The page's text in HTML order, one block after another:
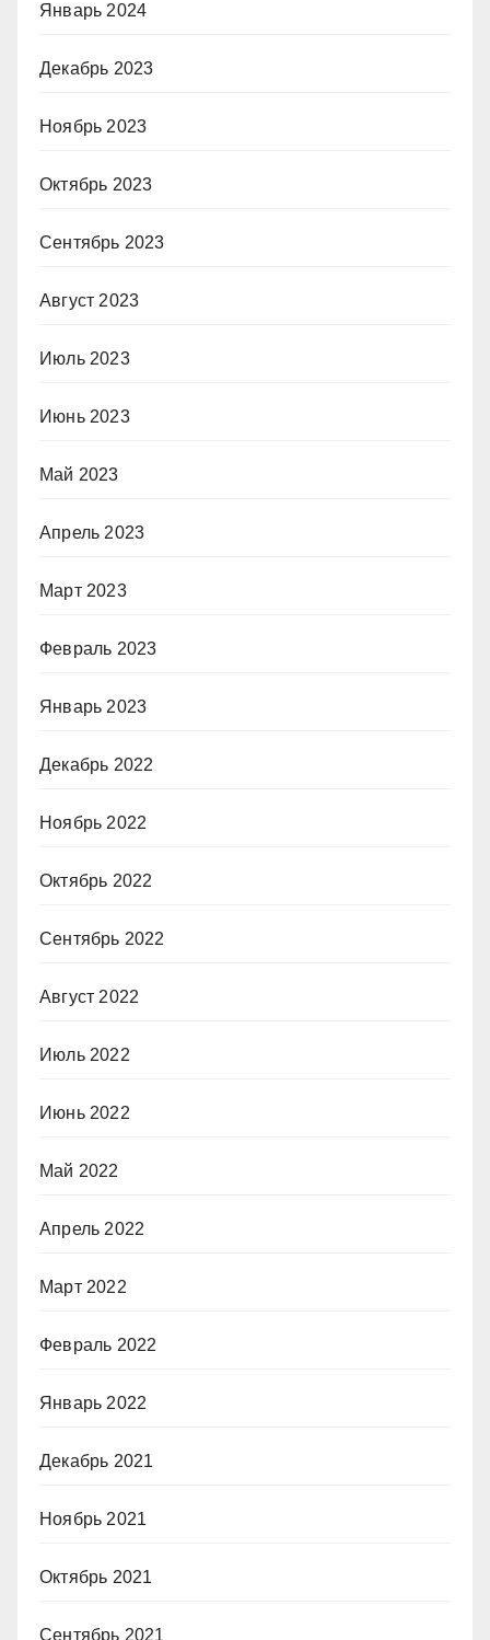
Январь 2024
Декабрь 2023
Ноябрь 2023
Октябрь 2023
Сентябрь 2023
Август 2023
Июль 2023
Июнь 2023
Май 2023
Апрель 2023
Март 2023
Февраль 2023
Январь 2023
Декабрь 2022
Ноябрь 2022
Октябрь 2022
Сентябрь 2022
Август 2022
Июль 2022
Июнь 2022
Май 2022
Апрель 2022
Март 2022
Февраль 2022
Январь 2022
Декабрь 2021
Ноябрь 2021
Октябрь 2021
Сентябрь 2021